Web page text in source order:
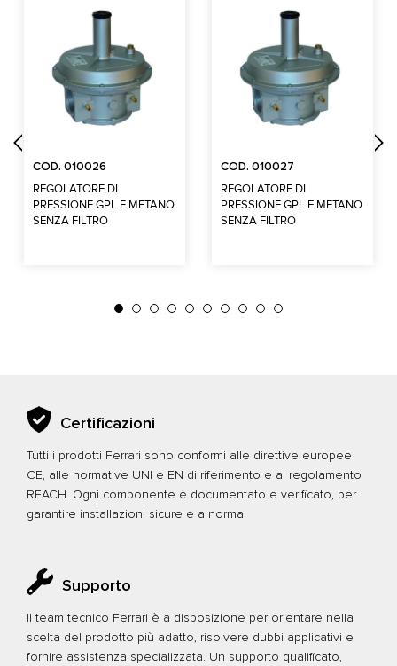
COD. 010026
REGOLATORE DI
PRESSIONE GPL E METANO
SENZA FILTRO
COD. 010027
REGOLATORE DI
PRESSIONE GPL E METANO
SENZA FILTRO
Certificazioni
Tutti i prodotti Ferrari sono conformi alle direttive europee
CE, alle normative UNI e EN di riferimento e al regolamento
REACH. Ogni componente è documentato e verificato, per
garantire installazioni sicure e a norma.
Supporto
Il team tecnico Ferrari è a disposizione per orientare nella
scelta del prodotto più adatto, risolvere dubbi applicativi e
fornire assistenza specializzata. Un supporto qualificato,